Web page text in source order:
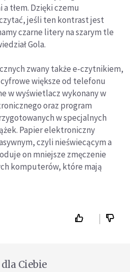
tłem. Dzięki czemu
jeśli ten kontrast jest
czarne litery na szarym tle
Gola.
zwany także e-czytnikiem,
większe od telefonu
w wyświetlacz wykonany w
oraz program
w specjalnych
Papier elektroniczny
czyli nieświecącym a
on mniejsze zmęczenie
komputerów, które mają
Ciebie